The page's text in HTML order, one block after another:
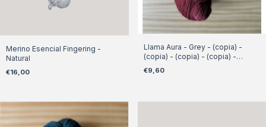
Merino Esencial Fingering -
Natural
€16,00
Llama Aura - Grey - (copia) -
(copia) - (copia) - (copia) -
(copia)
€9,60